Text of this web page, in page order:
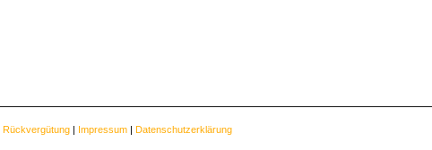
Rückvergütung | Impressum | Datenschutzerklärung